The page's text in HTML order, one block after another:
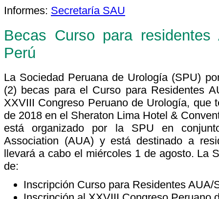
Informes: Secretaría SAU
Becas Curso para
Perú
La Sociedad Peruana de Urología (SPU)
(2) becas para el Curso para Residentes
XXVIII Congreso Peruano de Urología, que
de 2018 en el Sheraton Lima Hotel &
está organizado por la SPU en
Association (AUA) y está destinado a
llevará a cabo el miércoles 1 de agosto. La
de:
Inscripción Curso para Residentes AUA/